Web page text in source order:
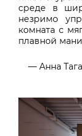
среде в
незримо
комната с
плавной
— Анна